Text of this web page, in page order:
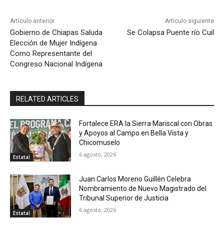
Artículo anterior
Gobierno de Chiapas Saluda
Elección de Mujer Indígena
Como Representante del
Congreso Nacional Indígena
Artículo siguiente
Se Colapsa Puente río Cuil
RELATED ARTICLES
Estatal
Fortalece ERA la Sierra Mariscal con Obras
y Apoyos al Campo en Bella Vista y
Chicomuselo
6 agosto, 2026
Estatal
Juan Carlos Moreno Guillén Celebra
Nombramiento de Nuevo Magistrado del
Tribunal Superior de Justicia
6 agosto, 2026